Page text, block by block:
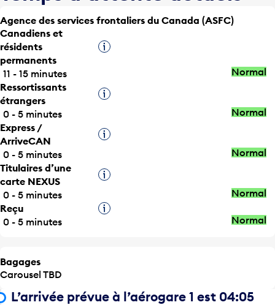
Agence des services frontaliers du Canada (ASFC)
Canadiens et
résidents
permanents
11 - 15 minutes
Ressortissants
étrangers
0 - 5 minutes
Express /
ArriveCAN
0 - 5 minutes
Titulaires d’une
carte NEXUS
0 - 5 minutes
Reçu
0 - 5 minutes
Carousel TBD
L’arrivée prévue à l’aérogare 1 est 04:05
WI-FI GRATUIT